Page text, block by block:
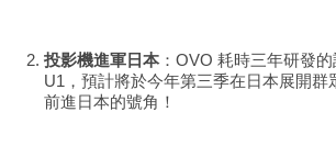
投影機進軍日本：OVO 耗時三年研發
U1，預計將於今年第三季在日本展開群
前進日本的號角！